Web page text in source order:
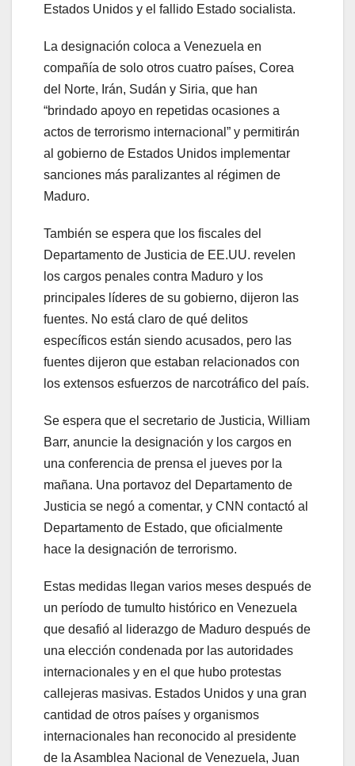
Estados Unidos y el fallido Estado socialista.
La designación coloca a Venezuela en
compañía de solo otros cuatro países, Corea
del Norte, Irán, Sudán y Siria, que han
“brindado apoyo en repetidas ocasiones a
actos de terrorismo internacional” y permitirán
al gobierno de Estados Unidos implementar
sanciones más paralizantes al régimen de
Maduro.
También se espera que los fiscales del
Departamento de Justicia de EE.UU. revelen
los cargos penales contra Maduro y los
principales líderes de su gobierno, dijeron las
fuentes. No está claro de qué delitos
específicos están siendo acusados, pero las
fuentes dijeron que estaban relacionados con
los extensos esfuerzos de narcotráfico del país.
Se espera que el secretario de Justicia, William
Barr, anuncie la designación y los cargos en
una conferencia de prensa el jueves por la
mañana. Una portavoz del Departamento de
Justicia se negó a comentar, y CNN contactó al
Departamento de Estado, que oficialmente
hace la designación de terrorismo.
Estas medidas llegan varios meses después de
un período de tumulto histórico en Venezuela
que desafió al liderazgo de Maduro después de
una elección condenada por las autoridades
internacionales y en el que hubo protestas
callejeras masivas. Estados Unidos y una gran
cantidad de otros países y organismos
internacionales han reconocido al presidente
de la Asamblea Nacional de Venezuela, Juan